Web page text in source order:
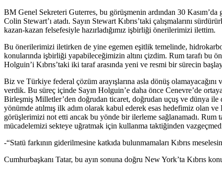
BM Genel Sekreteri Guterres, bu görüşmenin ardından 30
Colin Stewart’ı atadı. Sayın Stewart Kıbrıs’taki çalışmalarını
kazan-kazan felsefesiyle hazırladığımız işbirliği önerilerimizi ilettim.
Bu önerilerimizi iletirken de yine egemen eşitlik temelinde,
konularında işbirliği yapabileceğimizin altını çizdim. Rum tarafı bu
Holguin’i Kıbrıs’taki iki taraf arasında yeni ve resmi bir sürecin
Biz ve Türkiye federal çözüm arayışlarına asla dönüş
verdik. Bu süreç içinde Sayın Holguin’e daha önce Cenevre’de
Birleşmiş Milletler’den doğrudan ticaret, doğrudan uçuş ve dünya ile
yönümde atılmış ilk adım olarak kabul ederek esas hedefimiz olan
görüşlerimizi not etti ancak bu yönde bir ilerleme sağlanamadı. Rum
mücadelemizi sekteye uğratmak için kullanma taktiğinden
-“Statü farkının giderilmesine katkıda bulunmamaları Kıbrıs
Cumhurbaşkanı Tatar, bu ayın sonuna doğru New York’ta Kıbrıs